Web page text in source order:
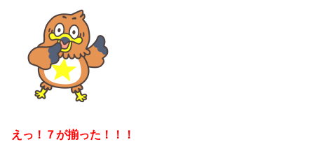
えっ！７が揃った！！！